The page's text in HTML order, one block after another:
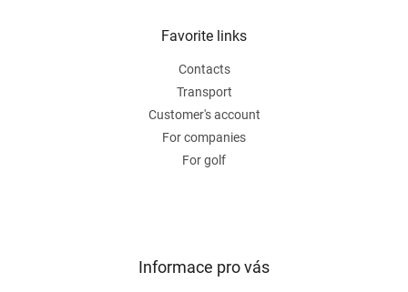
g
o
n
t
o
l
Favorite links
Contacts
Transport
Customer's account
For companies
For golf
Informace pro vás